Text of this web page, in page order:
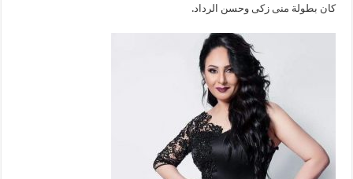
كان بطولة منى زكى وحسن الرداد.